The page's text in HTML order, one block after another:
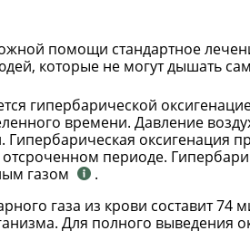
помощи стандартное
которые не могут дышать
гипербарической
времени. Давление
оксигенация
периоде.
газом
.
газа из крови составит
Для полного выведения